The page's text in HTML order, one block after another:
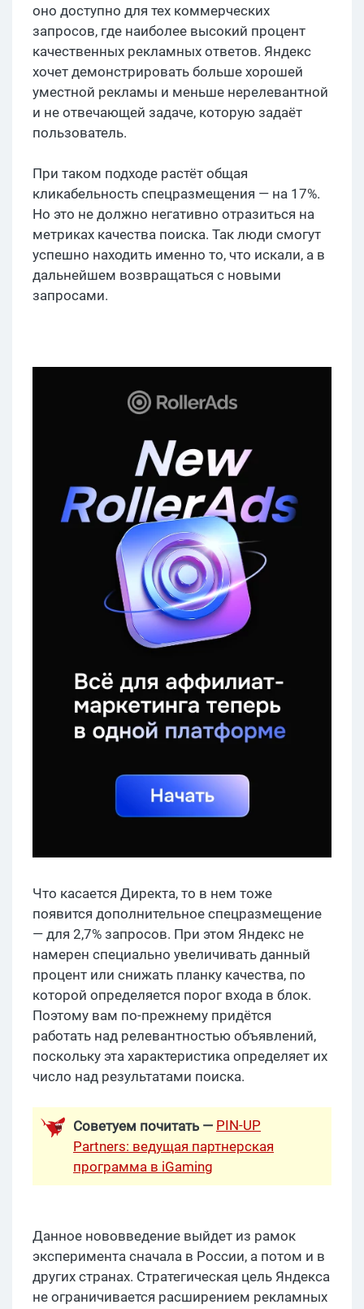
оно доступно для тех коммерческих
запросов, где наиболее высокий процент
качественных рекламных ответов. Яндекс
хочет демонстрировать больше хорошей
уместной рекламы и меньше нерелевантной
и не отвечающей задаче, которую задаёт
пользователь.
При таком подходе растёт общая
кликабельность спецразмещения — на 17%.
Но это не должно негативно отразиться на
метриках качества поиска. Так люди смогут
успешно находить именно то, что искали, а в
дальнейшем возвращаться с новыми
запросами.
Что касается Директа, то в нем тоже
появится дополнительное спецразмещение
— для 2,7% запросов. При этом Яндекс не
намерен специально увеличивать данный
процент или снижать планку качества, по
которой определяется порог входа в блок.
Поэтому вам по-прежнему придётся
работать над релевантностью объявлений,
поскольку эта характеристика определяет их
число над результатами поиска.
Советуем почитать — PIN-UP
Partners: ведущая партнерская
программа в iGaming
Данное нововведение выйдет из рамок
эксперимента сначала в России, а потом и в
других странах. Стратегическая цель Яндекса
не ограничивается расширением рекламных